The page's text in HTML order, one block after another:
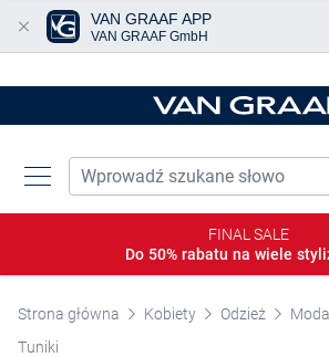
FINAL SALE
Do 50% rabatu na wiele
Strona główna Kobiety Odzież
Tuniki
VAN GRAAF APP
VAN GRAAF GmbH